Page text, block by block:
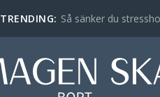
TRENDING: Så sänker du